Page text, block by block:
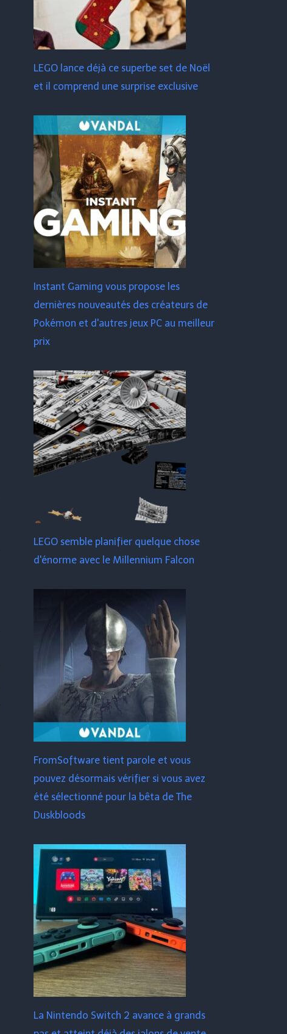
LEGO lance déjà ce superbe set de Noël
et il comprend une surprise exclusive
Instant Gaming vous propose les
dernières nouveautés des créateurs de
Pokémon et d'autres jeux PC au meilleur
prix
LEGO semble planifier quelque chose
d'énorme avec le Millennium Falcon
FromSoftware tient parole et vous
pouvez désormais vérifier si vous avez
été sélectionné pour la bêta de The
Duskbloods
La Nintendo Switch 2 avance à grands